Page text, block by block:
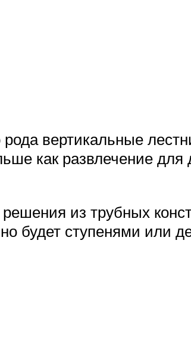
вертикальные
как развлечение
из трубных
будет ступенями или